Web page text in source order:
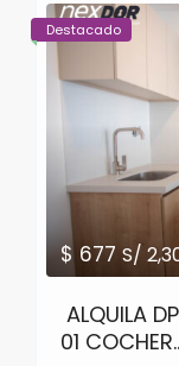
$ 677S/
Destacado
ALQUILA
01